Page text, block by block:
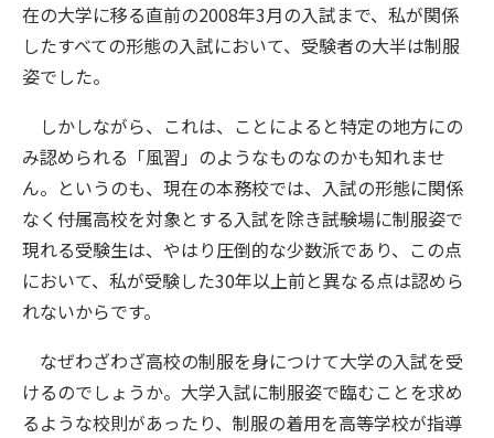
在の大学に移る直前の2008年3月の入試まで、私が関係
したすべての形態の入試において、受験者の大半は制服
姿でした。
しかしながら、これは、ことによると特定の地方にの
み認められる「風習」のようなものなのかも知れませ
ん。というのも、現在の本務校では、入試の形態に関係
なく――付属高校を対象とする入試を除き――試験場に制服姿で
現れる受験生は、やはり圧倒的な少数派であり、この点
において、私が受験した30年以上前と異なる点は認めら
れないからです。
なぜわざわざ高校の制服を身につけて大学の入試を受
けるのでしょうか。大学入試に制服姿で臨むことを求め
るような校則があったり、制服の着用を高等学校が指導